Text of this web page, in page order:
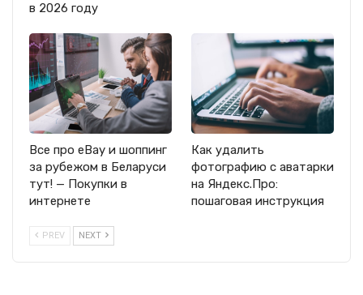
в 2026 году
Все про eBay и шоппинг
за рубежом в Беларуси
тут! — Покупки в
интернете
Как удалить
фотографию с аватарки
на Яндекс.Про:
пошаговая инструкция
PREV NEXT